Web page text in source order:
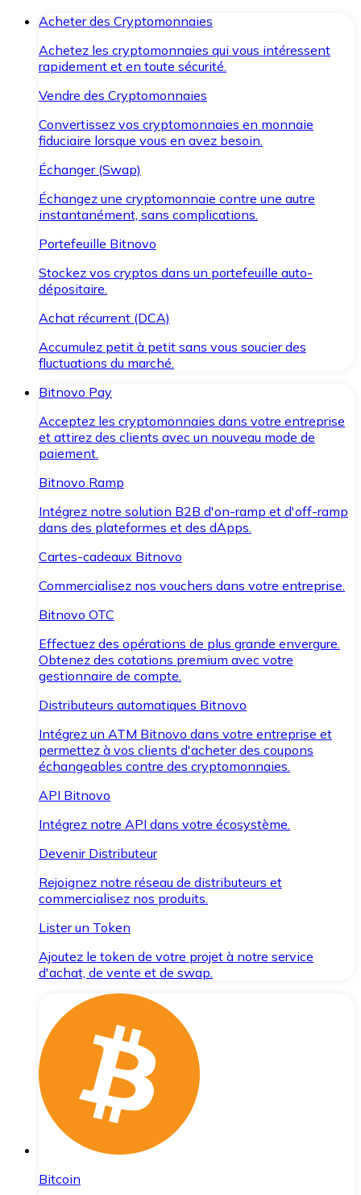
Acheter des Cryptomonnaies
Achetez les cryptomonnaies qui vous intéressent
rapidement et en toute sécurité.
Vendre des Cryptomonnaies
Convertissez vos cryptomonnaies en monnaie
fiduciaire lorsque vous en avez besoin.
Échanger (Swap)
Échangez une cryptomonnaie contre une autre
instantanément, sans complications.
Portefeuille Bitnovo
Stockez vos cryptos dans un portefeuille auto-
dépositaire.
Achat récurrent (DCA)
Accumulez petit à petit sans vous soucier des
fluctuations du marché.
Bitnovo Pay
Acceptez les cryptomonnaies dans votre entreprise
et attirez des clients avec un nouveau mode de
paiement.
Bitnovo Ramp
Intégrez notre solution B2B d'on-ramp et d'off-ramp
dans des plateformes et des dApps.
Cartes-cadeaux Bitnovo
Commercialisez nos vouchers dans votre entreprise.
Bitnovo OTC
Effectuez des opérations de plus grande envergure.
Obtenez des cotations premium avec votre
gestionnaire de compte.
Distributeurs automatiques Bitnovo
Intégrez un ATM Bitnovo dans votre entreprise et
permettez à vos clients d'acheter des coupons
échangeables contre des cryptomonnaies.
API Bitnovo
Intégrez notre API dans votre écosystème.
Devenir Distributeur
Rejoignez notre réseau de distributeurs et
commercialisez nos produits.
Lister un Token
Ajoutez le token de votre projet à notre service
d'achat, de vente et de swap.
Bitcoin